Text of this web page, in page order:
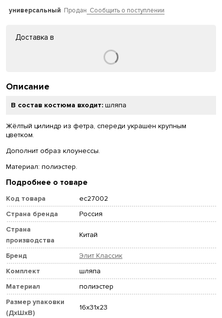
универсальный Продан Сообщить о поступлении
Доставка в
Описание
В состав костюма входит: шляпа
Жёлтый цилиндр из фетра, спереди украшен крупным
цветком.
Дополнит образ клоунессы.
Материал: полиэстер.
Подробнее о товаре
Код товара
ec27002
Страна бренда
Россия
Страна
производства
Китай
Бренд
Элит Классик
Комплект
шляпа
Материал
полиэстер
Размер упаковки
(ДхШхВ)
16x31x23